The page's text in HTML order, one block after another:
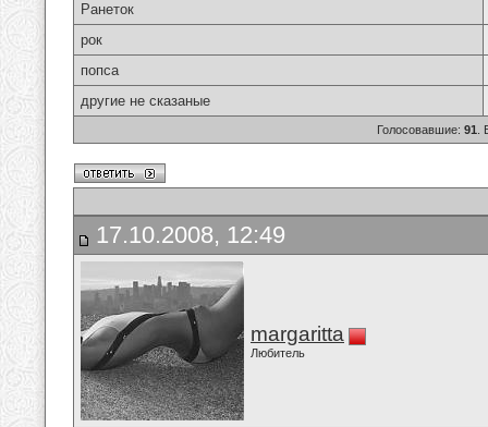
Ранеток
рок
попса
другие не сказаные
Голосовавшие: 91 .
17.10.2008, 12:49
margaritta
Любитель